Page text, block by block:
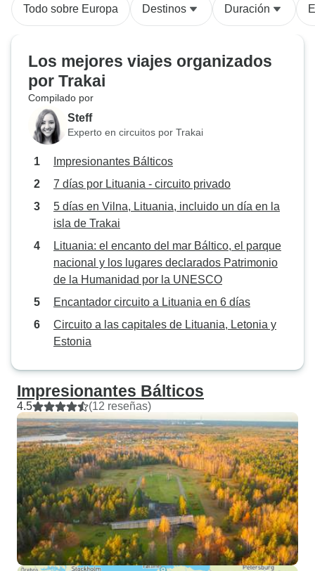
Todo sobre Europa Destinos Duración
Los mejores viajes organizados
por Trakai
Compilado por
Steff
Experto en circuitos por Trakai
Impresionantes Bálticos
7 días por Lituania - circuito privado
5 días en Vilna, Lituania, incluido un día en la
isla de Trakai
Lituania: el encanto del mar Báltico, el parque
nacional y los lugares declarados Patrimonio
de la Humanidad por la UNESCO
Encantador circuito a Lituania en 6 días
Circuito a las capitales de Lituania, Letonia y
Estonia
Impresionantes Bálticos
4.5 (12 reseñas)